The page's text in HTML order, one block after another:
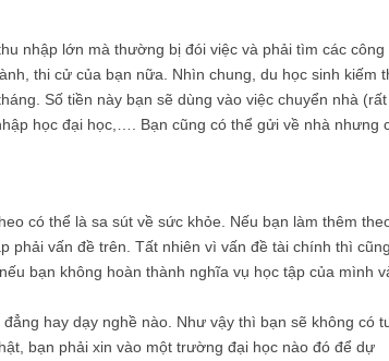
nhập lớn mà thường bị đói việc và phải tìm các công
thi cử của bạn nữa. Nhìn chung, du học sinh kiếm
Số tiền này bạn sẽ dùng vào việc chuyển nhà (rất
học đại học,…. Bạn cũng có thể gửi về nhà nhưng
có thể là sa sút về sức khỏe. Nếu bạn làm thêm
phải vấn đề trên. Tất nhiên vì vấn đề tài chính thì cũng
bạn không hoàn thành nghĩa vụ học tập của mình
hay dạy nghề nào. Như vậy thì bạn sẽ không có
bạn phải xin vào một trường đại học nào đó để dự